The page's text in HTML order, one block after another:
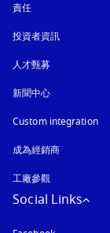
責任
投資者資訊
人才甄募
新聞中心
Custom integration
成為經銷商
工廠參觀
Social Links